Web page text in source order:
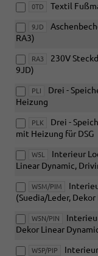
0TD Textil
9JD
RA3)
RA3
230V
9JD)
PLI
Drei -
Heizung
PLK
Drei -
mit Heizung für DSG
W5L
Interieur
Linear Dynamic,
W5M/PIM
(Suedia/Leder,
W5N/PIN
Dekor Linear
W5P/PIP